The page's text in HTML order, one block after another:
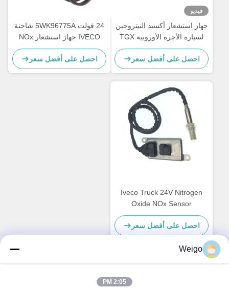
فيديو
جهاز استشعار أكسيد النيتروجين
لسيارة الأجرة الأوروبية TGX
OEM 51154080019
5WK96790B
احصل على أفضل سعر
24 فولت 5WK96775A شاحنة
IVECO جهاز استشعار NOx
DAILY III
احصل على أفضل سعر
Iveco Truck 24V Nitrogen
Oxide NOx Sensor
5WK96615F 5801754015
احصل على أفضل سعر
Weigo
2:05 PM